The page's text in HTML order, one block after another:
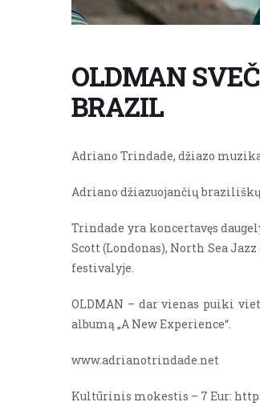
OLDMAN
BRAZIL
Adriano Trindade, džiazo
Adriano džiazuojančių braziliškų
Trindade yra koncertavęs
Scott (Londonas), North Sea
festivalyje.
OLDMAN – dar vienas puiki
albumą „A New Experience“.
www.adrianotrindade.net
Kultūrinis mokestis – 7 Eur: